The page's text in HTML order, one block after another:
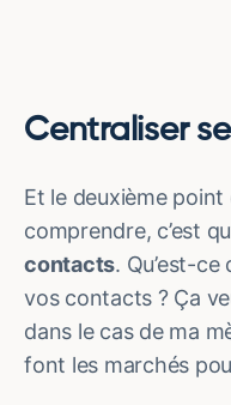
Centraliser
Et le deuxième
comprendre, c’est
contacts. Qu’est-
vos contacts ? Ça
dans le cas de ma
font les marchés